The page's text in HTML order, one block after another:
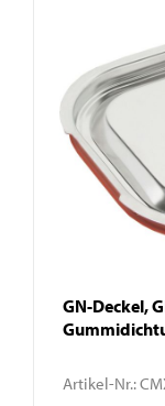
GN-Deckel,
Artikel-Nr.: